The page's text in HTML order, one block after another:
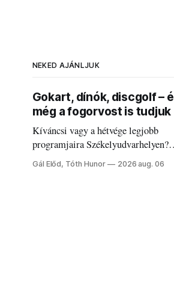
NEKED AJÁNLJUK
Gokart, dínók, discgolf –
még a fogorvost is tudjuk
Kíváncsi vagy a hétvége legjobb
programjaira Székelyudvarhelyen?
Nálunk megtalálod őket – sőt, ha baj
fogaddal, a fogorvosi ügyeletet is!
Gál Előd, Tóth Hunor 2026 aug. 06